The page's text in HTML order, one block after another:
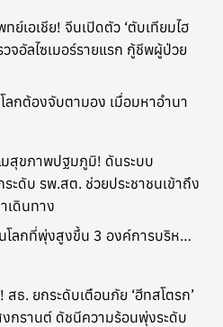
ย์เอเชีย! จีนเปิดตัว ‘ตับเทียมไฮ
วจอัลไซเมอร์รายแรก กู้ชีพผู้ป่วย
ลกต้องจับตามอง เมื่อมหาอำนา
สุขภาพปฐมภูมิ! ดันระบบ
ะดับ รพ.สต. ช่วยประชาชนเข้าถึง
เดินทาง
โลกที่พุ่งสูงขึ้น 3 องค์การบริห…
ธ. ยกระดับเตือนภัย ‘ฮีทสโตรก’
กรานต์ ดัชนีความร้อนพุ่งระดับ